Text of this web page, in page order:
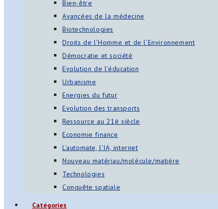
Bien-être
Avancées de la médecine
Biotechnologies
Droits de l’Homme et de l’Environnement
Démocratie et société
Evolution de l’éducation
Urbanisme
Energies du futur
Evolution des transports
Ressource au 21è siècle
Economie finance
L’automate, l’IA, internet
Nouveau matériau/molécule/matière
Technologies
Conquête spatiale
Catégories